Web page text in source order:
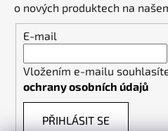
o nových produktech na
E-mail
Vložením e-mailu
ochrany osobních údajů
PŘIHLÁSIT SE